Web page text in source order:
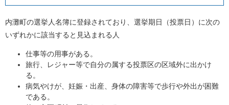
内灘町の選挙人名簿に登録されており、選挙期日（投票日）に次の
いずれかに該当すると見込まれる人
仕事等の用事がある。
旅行、レジャー等で自分の属する投票区の区域外に出かけ
る。
病気やけが、妊娠・出産、身体の障害等で歩行や外出が困難
である。